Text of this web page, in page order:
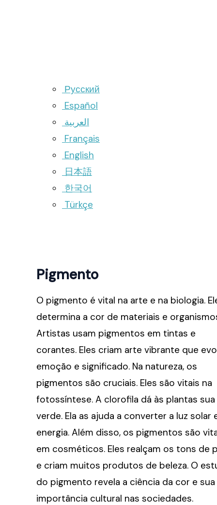
Русский
Español
العربية
Français
English
日本語
한국어
Türkçe
Pigmento
O pigmento é vital na arte e na biologia.
determina a cor de materiais e
Artistas usam pigmentos em tintas e
corantes. Eles criam arte vibrante que
emoção e significado. Na natureza, os
pigmentos são cruciais. Eles são vitais na
fotossíntese. A clorofila dá às plantas
verde. Ela as ajuda a converter a luz solar
energia. Além disso, os pigmentos são
em cosméticos. Eles realçam os tons de
e criam muitos produtos de beleza. O
do pigmento revela a ciência da cor e sua
importância cultural nas sociedades.